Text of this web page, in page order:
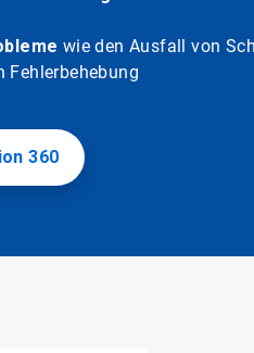
wie den Ausfall von
Fehlerbehebung
360